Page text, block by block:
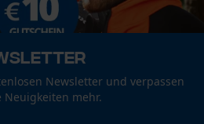
Newsletter und verpassen
Neuigkeiten mehr.
Warenkorb